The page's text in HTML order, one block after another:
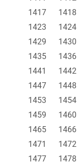
1417
1418
1423
1424
1429
1430
1435
1436
1441
1442
1447
1448
1453
1454
1459
1460
1465
1466
1471
1472
1477
1478